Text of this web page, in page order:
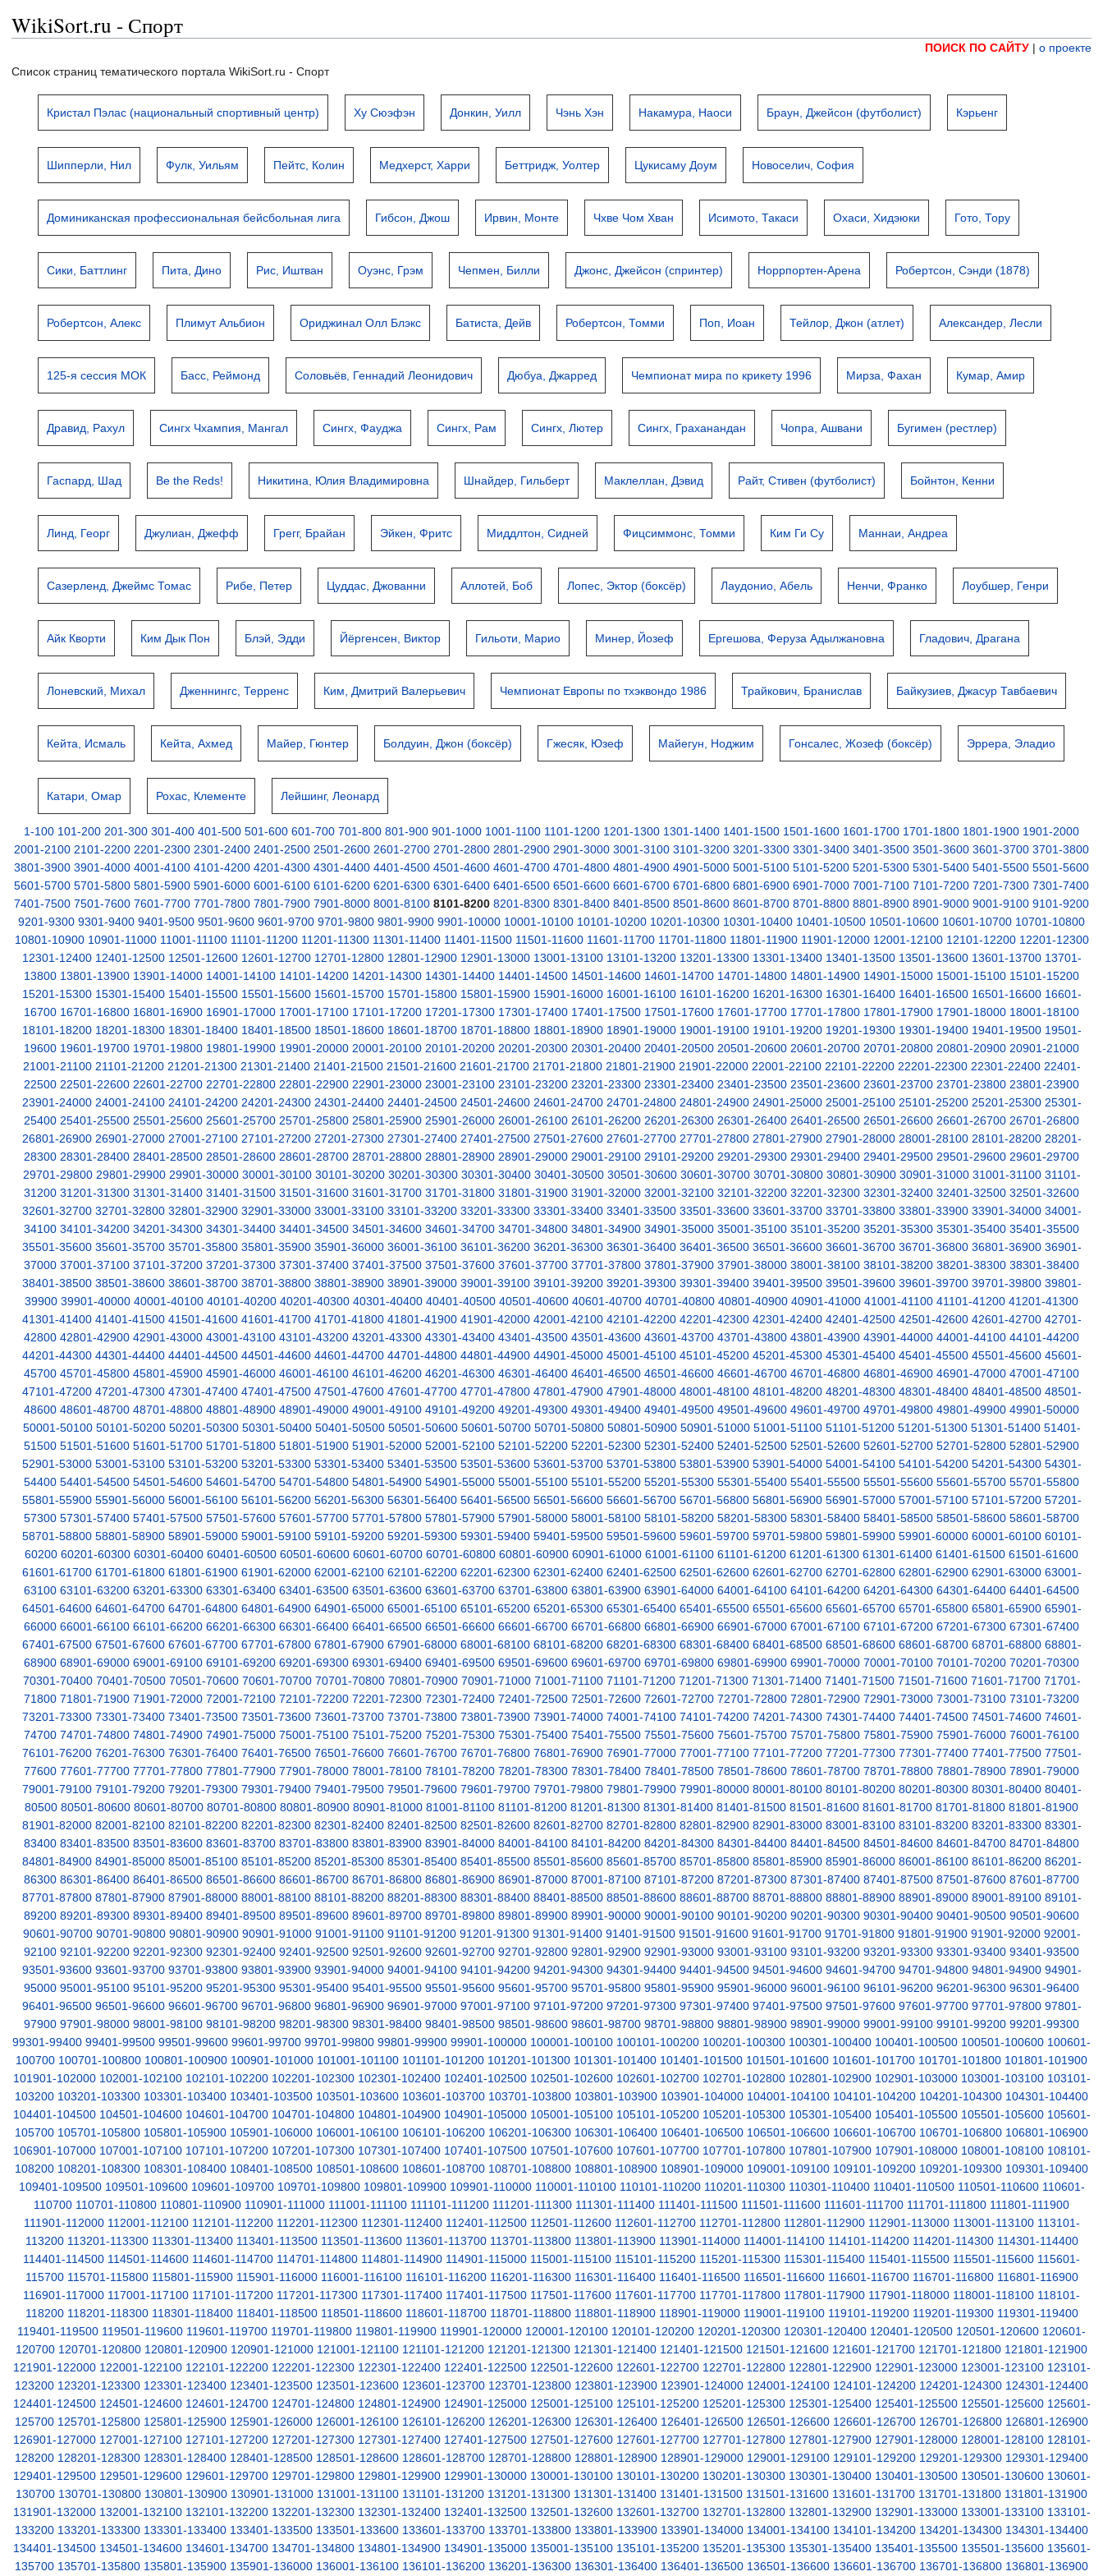
WikiSort.ru - Спорт
ПОИСК ПО САЙТУ | о проекте
Список страниц тематического портала WikiSort.ru - Спорт
Кристал Пэлас (национальный спортивный центр) Ху Сюэфэн Донкин, Уилл Чэнь Хэн Накамура, Наоси Браун, Джейсон (футболист) Кэрьенг
Шипперли, Нил Фулк, Уильям Пейтс, Колин Медхерст, Харри Беттридж, Уолтер Цукисаму Доум Новоселич, София
Доминиканская профессиональная бейсбольная лига Гибсон, Джош Ирвин, Монте Чхве Чом Хван Исимото, Такаси Охаси, Хидэюки Гото, Тору
Сики, Баттлинг Пита, Дино Рис, Иштван Оуэнс, Грэм Чепмен, Билли Джонс, Джейсон (спринтер) Норрпортен-Арена Робертсон, Сэнди (1878)
Робертсон, Алекс Плимут Альбион Ориджинал Олл Блэкс Батиста, Дейв Робертсон, Томми Поп, Иоан Тейлор, Джон (атлет) Александер, Лесли
125-я сессия МОК Басс, Реймонд Соловьёв, Геннадий Леонидович Дюбуа, Джарред Чемпионат мира по крикету 1996 Мирза, Фахан Кумар, Амир
Дравид, Рахул Сингх Чхампия, Мангал Сингх, Фауджа Сингх, Рам Сингх, Лютер Сингх, Граханандан Чопра, Ашвани Бугимен (рестлер)
Гаспард, Шад Be the Reds! Никитина, Юлия Владимировна Шнайдер, Гильберт Маклеллан, Дэвид Райт, Стивен (футболист) Бойнтон, Кенни
Линд, Георг Джулиан, Джефф Грегг, Брайан Эйкен, Фритс Миддлтон, Сидней Фицсиммонс, Томми Ким Ги Су Маннаи, Андреа
Сазерленд, Джеймс Томас Рибе, Петер Цуддас, Джованни Аллотей, Боб Лопес, Эктор (боксёр) Лаудонио, Абель Ненчи, Франко Лоубшер, Генри
Айк Кворти Ким Дык Пон Блэй, Эдди Йёргенсен, Виктор Гильоти, Марио Минер, Йозеф Ергешова, Феруза Адылжановна Гладович, Драгана
Лоневский, Михал Дженнингс, Терренс Ким, Дмитрий Валерьевич Чемпионат Европы по тхэквондо 1986 Трайкович, Бранислав Байкузиев, Джасур Тавбаевич
Кейта, Исмаль Кейта, Ахмед Майер, Гюнтер Болдуин, Джон (боксёр) Гжесяк, Юзеф Майегун, Ноджим Гонсалес, Жозеф (боксёр) Эррера, Эладио
Катари, Омар Рохас, Клементе Лейшинг, Леонард
1-100 101-200 201-300 301-400 401-500 501-600 601-700 701-800 801-900 901-1000 1001-1100 1101-1200 1201-1300 1301-1400 1401-1500 1501-1600 1601-1700 1701-1800 1801-1900 1901-2000
2001-2100 2101-2200 2201-2300 2301-2400 2401-2500 2501-2600 2601-2700 2701-2800 2801-2900 2901-3000 3001-3100 3101-3200 3201-3300 3301-3400 3401-3500 3501-3600 3601-3700 3701-3800
3801-3900 3901-4000 4001-4100 4101-4200 4201-4300 4301-4400 4401-4500 4501-4600 4601-4700 4701-4800 4801-4900 4901-5000 5001-5100 5101-5200 5201-5300 5301-5400 5401-5500 5501-5600
5601-5700 5701-5800 5801-5900 5901-6000 6001-6100 6101-6200 6201-6300 6301-6400 6401-6500 6501-6600 6601-6700 6701-6800 6801-6900 6901-7000 7001-7100 7101-7200 7201-7300 7301-7400
7401-7500 7501-7600 7601-7700 7701-7800 7801-7900 7901-8000 8001-8100 8101-8200 8201-8300 8301-8400 8401-8500 8501-8600 8601-8700 8701-8800 8801-8900 8901-9000 9001-9100 9101-9200
9201-9300 9301-9400 9401-9500 9501-9600 9601-9700 9701-9800 9801-9900 9901-10000 10001-10100 10101-10200 10201-10300 10301-10400 10401-10500 10501-10600 10601-10700 10701-10800
10801-10900 10901-11000 11001-11100 11101-11200 11201-11300 11301-11400 11401-11500 11501-11600 11601-11700 11701-11800 11801-11900 11901-12000 12001-12100 12101-12200 12201-12300
12301-12400 12401-12500 12501-12600 12601-12700 12701-12800 12801-12900 12901-13000 13001-13100 13101-13200 13201-13300 13301-13400 13401-13500 13501-13600 13601-13700 13701-
13800 13801-13900 13901-14000 14001-14100 14101-14200 14201-14300 14301-14400 14401-14500 14501-14600 14601-14700 14701-14800 14801-14900 14901-15000 15001-15100 15101-15200
15201-15300 15301-15400 15401-15500 15501-15600 15601-15700 15701-15800 15801-15900 15901-16000 16001-16100 16101-16200 16201-16300 16301-16400 16401-16500 16501-16600 16601-
16700 16701-16800 16801-16900 16901-17000 17001-17100 17101-17200 17201-17300 17301-17400 17401-17500 17501-17600 17601-17700 17701-17800 17801-17900 17901-18000 18001-18100
18101-18200 18201-18300 18301-18400 18401-18500 18501-18600 18601-18700 18701-18800 18801-18900 18901-19000 19001-19100 19101-19200 19201-19300 19301-19400 19401-19500 19501-
19600 19601-19700 19701-19800 19801-19900 19901-20000 20001-20100 20101-20200 20201-20300 20301-20400 20401-20500 20501-20600 20601-20700 20701-20800 20801-20900 20901-21000
21001-21100 21101-21200 21201-21300 21301-21400 21401-21500 21501-21600 21601-21700 21701-21800 21801-21900 21901-22000 22001-22100 22101-22200 22201-22300 22301-22400 22401-
22500 22501-22600 22601-22700 22701-22800 22801-22900 22901-23000 23001-23100 23101-23200 23201-23300 23301-23400 23401-23500 23501-23600 23601-23700 23701-23800 23801-23900
23901-24000 24001-24100 24101-24200 24201-24300 24301-24400 24401-24500 24501-24600 24601-24700 24701-24800 24801-24900 24901-25000 25001-25100 25101-25200 25201-25300 25301-
25400 25401-25500 25501-25600 25601-25700 25701-25800 25801-25900 25901-26000 26001-26100 26101-26200 26201-26300 26301-26400 26401-26500 26501-26600 26601-26700 26701-26800
26801-26900 26901-27000 27001-27100 27101-27200 27201-27300 27301-27400 27401-27500 27501-27600 27601-27700 27701-27800 27801-27900 27901-28000 28001-28100 28101-28200 28201-
28300 28301-28400 28401-28500 28501-28600 28601-28700 28701-28800 28801-28900 28901-29000 29001-29100 29101-29200 29201-29300 29301-29400 29401-29500 29501-29600 29601-29700
29701-29800 29801-29900 29901-30000 30001-30100 30101-30200 30201-30300 30301-30400 30401-30500 30501-30600 30601-30700 30701-30800 30801-30900 30901-31000 31001-31100 31101-
31200 31201-31300 31301-31400 31401-31500 31501-31600 31601-31700 31701-31800 31801-31900 31901-32000 32001-32100 32101-32200 32201-32300 32301-32400 32401-32500 32501-32600
32601-32700 32701-32800 32801-32900 32901-33000 33001-33100 33101-33200 33201-33300 33301-33400 33401-33500 33501-33600 33601-33700 33701-33800 33801-33900 33901-34000 34001-
34100 34101-34200 34201-34300 34301-34400 34401-34500 34501-34600 34601-34700 34701-34800 34801-34900 34901-35000 35001-35100 35101-35200 35201-35300 35301-35400 35401-35500
35501-35600 35601-35700 35701-35800 35801-35900 35901-36000 36001-36100 36101-36200 36201-36300 36301-36400 36401-36500 36501-36600 36601-36700 36701-36800 36801-36900 36901-
37000 37001-37100 37101-37200 37201-37300 37301-37400 37401-37500 37501-37600 37601-37700 37701-37800 37801-37900 37901-38000 38001-38100 38101-38200 38201-38300 38301-38400
38401-38500 38501-38600 38601-38700 38701-38800 38801-38900 38901-39000 39001-39100 39101-39200 39201-39300 39301-39400 39401-39500 39501-39600 39601-39700 39701-39800 39801-
39900 39901-40000 40001-40100 40101-40200 40201-40300 40301-40400 40401-40500 40501-40600 40601-40700 40701-40800 40801-40900 40901-41000 41001-41100 41101-41200 41201-41300
41301-41400 41401-41500 41501-41600 41601-41700 41701-41800 41801-41900 41901-42000 42001-42100 42101-42200 42201-42300 42301-42400 42401-42500 42501-42600 42601-42700 42701-
42800 42801-42900 42901-43000 43001-43100 43101-43200 43201-43300 43301-43400 43401-43500 43501-43600 43601-43700 43701-43800 43801-43900 43901-44000 44001-44100 44101-44200
44201-44300 44301-44400 44401-44500 44501-44600 44601-44700 44701-44800 44801-44900 44901-45000 45001-45100 45101-45200 45201-45300 45301-45400 45401-45500 45501-45600 45601-
45700 45701-45800 45801-45900 45901-46000 46001-46100 46101-46200 46201-46300 46301-46400 46401-46500 46501-46600 46601-46700 46701-46800 46801-46900 46901-47000 47001-47100
47101-47200 47201-47300 47301-47400 47401-47500 47501-47600 47601-47700 47701-47800 47801-47900 47901-48000 48001-48100 48101-48200 48201-48300 48301-48400 48401-48500 48501-
48600 48601-48700 48701-48800 48801-48900 48901-49000 49001-49100 49101-49200 49201-49300 49301-49400 49401-49500 49501-49600 49601-49700 49701-49800 49801-49900 49901-50000
50001-50100 50101-50200 50201-50300 50301-50400 50401-50500 50501-50600 50601-50700 50701-50800 50801-50900 50901-51000 51001-51100 51101-51200 51201-51300 51301-51400 51401-
51500 51501-51600 51601-51700 51701-51800 51801-51900 51901-52000 52001-52100 52101-52200 52201-52300 52301-52400 52401-52500 52501-52600 52601-52700 52701-52800 52801-52900
52901-53000 53001-53100 53101-53200 53201-53300 53301-53400 53401-53500 53501-53600 53601-53700 53701-53800 53801-53900 53901-54000 54001-54100 54101-54200 54201-54300 54301-
54400 54401-54500 54501-54600 54601-54700 54701-54800 54801-54900 54901-55000 55001-55100 55101-55200 55201-55300 55301-55400 55401-55500 55501-55600 55601-55700 55701-55800
55801-55900 55901-56000 56001-56100 56101-56200 56201-56300 56301-56400 56401-56500 56501-56600 56601-56700 56701-56800 56801-56900 56901-57000 57001-57100 57101-57200 57201-
57300 57301-57400 57401-57500 57501-57600 57601-57700 57701-57800 57801-57900 57901-58000 58001-58100 58101-58200 58201-58300 58301-58400 58401-58500 58501-58600 58601-58700
58701-58800 58801-58900 58901-59000 59001-59100 59101-59200 59201-59300 59301-59400 59401-59500 59501-59600 59601-59700 59701-59800 59801-59900 59901-60000 60001-60100 60101-
60200 60201-60300 60301-60400 60401-60500 60501-60600 60601-60700 60701-60800 60801-60900 60901-61000 61001-61100 61101-61200 61201-61300 61301-61400 61401-61500 61501-61600
61601-61700 61701-61800 61801-61900 61901-62000 62001-62100 62101-62200 62201-62300 62301-62400 62401-62500 62501-62600 62601-62700 62701-62800 62801-62900 62901-63000 63001-
63100 63101-63200 63201-63300 63301-63400 63401-63500 63501-63600 63601-63700 63701-63800 63801-63900 63901-64000 64001-64100 64101-64200 64201-64300 64301-64400 64401-64500
64501-64600 64601-64700 64701-64800 64801-64900 64901-65000 65001-65100 65101-65200 65201-65300 65301-65400 65401-65500 65501-65600 65601-65700 65701-65800 65801-65900 65901-
66000 66001-66100 66101-66200 66201-66300 66301-66400 66401-66500 66501-66600 66601-66700 66701-66800 66801-66900 66901-67000 67001-67100 67101-67200 67201-67300 67301-67400
67401-67500 67501-67600 67601-67700 67701-67800 67801-67900 67901-68000 68001-68100 68101-68200 68201-68300 68301-68400 68401-68500 68501-68600 68601-68700 68701-68800 68801-
68900 68901-69000 69001-69100 69101-69200 69201-69300 69301-69400 69401-69500 69501-69600 69601-69700 69701-69800 69801-69900 69901-70000 70001-70100 70101-70200 70201-70300
70301-70400 70401-70500 70501-70600 70601-70700 70701-70800 70801-70900 70901-71000 71001-71100 71101-71200 71201-71300 71301-71400 71401-71500 71501-71600 71601-71700 71701-
71800 71801-71900 71901-72000 72001-72100 72101-72200 72201-72300 72301-72400 72401-72500 72501-72600 72601-72700 72701-72800 72801-72900 72901-73000 73001-73100 73101-73200
73201-73300 73301-73400 73401-73500 73501-73600 73601-73700 73701-73800 73801-73900 73901-74000 74001-74100 74101-74200 74201-74300 74301-74400 74401-74500 74501-74600 74601-
74700 74701-74800 74801-74900 74901-75000 75001-75100 75101-75200 75201-75300 75301-75400 75401-75500 75501-75600 75601-75700 75701-75800 75801-75900 75901-76000 76001-76100
76101-76200 76201-76300 76301-76400 76401-76500 76501-76600 76601-76700 76701-76800 76801-76900 76901-77000 77001-77100 77101-77200 77201-77300 77301-77400 77401-77500 77501-
77600 77601-77700 77701-77800 77801-77900 77901-78000 78001-78100 78101-78200 78201-78300 78301-78400 78401-78500 78501-78600 78601-78700 78701-78800 78801-78900 78901-79000
79001-79100 79101-79200 79201-79300 79301-79400 79401-79500 79501-79600 79601-79700 79701-79800 79801-79900 79901-80000 80001-80100 80101-80200 80201-80300 80301-80400 80401-
80500 80501-80600 80601-80700 80701-80800 80801-80900 80901-81000 81001-81100 81101-81200 81201-81300 81301-81400 81401-81500 81501-81600 81601-81700 81701-81800 81801-81900
81901-82000 82001-82100 82101-82200 82201-82300 82301-82400 82401-82500 82501-82600 82601-82700 82701-82800 82801-82900 82901-83000 83001-83100 83101-83200 83201-83300 83301-
83400 83401-83500 83501-83600 83601-83700 83701-83800 83801-83900 83901-84000 84001-84100 84101-84200 84201-84300 84301-84400 84401-84500 84501-84600 84601-84700 84701-84800
84801-84900 84901-85000 85001-85100 85101-85200 85201-85300 85301-85400 85401-85500 85501-85600 85601-85700 85701-85800 85801-85900 85901-86000 86001-86100 86101-86200 86201-
86300 86301-86400 86401-86500 86501-86600 86601-86700 86701-86800 86801-86900 86901-87000 87001-87100 87101-87200 87201-87300 87301-87400 87401-87500 87501-87600 87601-87700
87701-87800 87801-87900 87901-88000 88001-88100 88101-88200 88201-88300 88301-88400 88401-88500 88501-88600 88601-88700 88701-88800 88801-88900 88901-89000 89001-89100 89101-
89200 89201-89300 89301-89400 89401-89500 89501-89600 89601-89700 89701-89800 89801-89900 89901-90000 90001-90100 90101-90200 90201-90300 90301-90400 90401-90500 90501-90600
90601-90700 90701-90800 90801-90900 90901-91000 91001-91100 91101-91200 91201-91300 91301-91400 91401-91500 91501-91600 91601-91700 91701-91800 91801-91900 91901-92000 92001-
92100 92101-92200 92201-92300 92301-92400 92401-92500 92501-92600 92601-92700 92701-92800 92801-92900 92901-93000 93001-93100 93101-93200 93201-93300 93301-93400 93401-93500
93501-93600 93601-93700 93701-93800 93801-93900 93901-94000 94001-94100 94101-94200 94201-94300 94301-94400 94401-94500 94501-94600 94601-94700 94701-94800 94801-94900 94901-
95000 95001-95100 95101-95200 95201-95300 95301-95400 95401-95500 95501-95600 95601-95700 95701-95800 95801-95900 95901-96000 96001-96100 96101-96200 96201-96300 96301-96400
96401-96500 96501-96600 96601-96700 96701-96800 96801-96900 96901-97000 97001-97100 97101-97200 97201-97300 97301-97400 97401-97500 97501-97600 97601-97700 97701-97800 97801-
97900 97901-98000 98001-98100 98101-98200 98201-98300 98301-98400 98401-98500 98501-98600 98601-98700 98701-98800 98801-98900 98901-99000 99001-99100 99101-99200 99201-99300
99301-99400 99401-99500 99501-99600 99601-99700 99701-99800 99801-99900 99901-100000 100001-100100 100101-100200 100201-100300 100301-100400 100401-100500 100501-100600 100601-
100700 100701-100800 100801-100900 100901-101000 101001-101100 101101-101200 101201-101300 101301-101400 101401-101500 101501-101600 101601-101700 101701-101800 101801-101900
101901-102000 102001-102100 102101-102200 102201-102300 102301-102400 102401-102500 102501-102600 102601-102700 102701-102800 102801-102900 102901-103000 103001-103100 103101-
103200 103201-103300 103301-103400 103401-103500 103501-103600 103601-103700 103701-103800 103801-103900 103901-104000 104001-104100 104101-104200 104201-104300 104301-104400
104401-104500 104501-104600 104601-104700 104701-104800 104801-104900 104901-105000 105001-105100 105101-105200 105201-105300 105301-105400 105401-105500 105501-105600 105601-
105700 105701-105800 105801-105900 105901-106000 106001-106100 106101-106200 106201-106300 106301-106400 106401-106500 106501-106600 106601-106700 106701-106800 106801-106900
106901-107000 107001-107100 107101-107200 107201-107300 107301-107400 107401-107500 107501-107600 107601-107700 107701-107800 107801-107900 107901-108000 108001-108100 108101-
108200 108201-108300 108301-108400 108401-108500 108501-108600 108601-108700 108701-108800 108801-108900 108901-109000 109001-109100 109101-109200 109201-109300 109301-109400
109401-109500 109501-109600 109601-109700 109701-109800 109801-109900 109901-110000 110001-110100 110101-110200 110201-110300 110301-110400 110401-110500 110501-110600 110601-
110700 110701-110800 110801-110900 110901-111000 111001-111100 111101-111200 111201-111300 111301-111400 111401-111500 111501-111600 111601-111700 111701-111800 111801-111900
111901-112000 112001-112100 112101-112200 112201-112300 112301-112400 112401-112500 112501-112600 112601-112700 112701-112800 112801-112900 112901-113000 113001-113100 113101-
113200 113201-113300 113301-113400 113401-113500 113501-113600 113601-113700 113701-113800 113801-113900 113901-114000 114001-114100 114101-114200 114201-114300 114301-114400
114401-114500 114501-114600 114601-114700 114701-114800 114801-114900 114901-115000 115001-115100 115101-115200 115201-115300 115301-115400 115401-115500 115501-115600 115601-
115700 115701-115800 115801-115900 115901-116000 116001-116100 116101-116200 116201-116300 116301-116400 116401-116500 116501-116600 116601-116700 116701-116800 116801-116900
116901-117000 117001-117100 117101-117200 117201-117300 117301-117400 117401-117500 117501-117600 117601-117700 117701-117800 117801-117900 117901-118000 118001-118100 118101-
118200 118201-118300 118301-118400 118401-118500 118501-118600 118601-118700 118701-118800 118801-118900 118901-119000 119001-119100 119101-119200 119201-119300 119301-119400
119401-119500 119501-119600 119601-119700 119701-119800 119801-119900 119901-120000 120001-120100 120101-120200 120201-120300 120301-120400 120401-120500 120501-120600 120601-
120700 120701-120800 120801-120900 120901-121000 121001-121100 121101-121200 121201-121300 121301-121400 121401-121500 121501-121600 121601-121700 121701-121800 121801-121900
121901-122000 122001-122100 122101-122200 122201-122300 122301-122400 122401-122500 122501-122600 122601-122700 122701-122800 122801-122900 122901-123000 123001-123100 123101-
123200 123201-123300 123301-123400 123401-123500 123501-123600 123601-123700 123701-123800 123801-123900 123901-124000 124001-124100 124101-124200 124201-124300 124301-124400
124401-124500 124501-124600 124601-124700 124701-124800 124801-124900 124901-125000 125001-125100 125101-125200 125201-125300 125301-125400 125401-125500 125501-125600 125601-
125700 125701-125800 125801-125900 125901-126000 126001-126100 126101-126200 126201-126300 126301-126400 126401-126500 126501-126600 126601-126700 126701-126800 126801-126900
126901-127000 127001-127100 127101-127200 127201-127300 127301-127400 127401-127500 127501-127600 127601-127700 127701-127800 127801-127900 127901-128000 128001-128100 128101-
128200 128201-128300 128301-128400 128401-128500 128501-128600 128601-128700 128701-128800 128801-128900 128901-129000 129001-129100 129101-129200 129201-129300 129301-129400
129401-129500 129501-129600 129601-129700 129701-129800 129801-129900 129901-130000 130001-130100 130101-130200 130201-130300 130301-130400 130401-130500 130501-130600 130601-
130700 130701-130800 130801-130900 130901-131000 131001-131100 131101-131200 131201-131300 131301-131400 131401-131500 131501-131600 131601-131700 131701-131800 131801-131900
131901-132000 132001-132100 132101-132200 132201-132300 132301-132400 132401-132500 132501-132600 132601-132700 132701-132800 132801-132900 132901-133000 133001-133100 133101-
133200 133201-133300 133301-133400 133401-133500 133501-133600 133601-133700 133701-133800 133801-133900 133901-134000 134001-134100 134101-134200 134201-134300 134301-134400
134401-134500 134501-134600 134601-134700 134701-134800 134801-134900 134901-135000 135001-135100 135101-135200 135201-135300 135301-135400 135401-135500 135501-135600 135601-
135700 135701-135800 135801-135900 135901-136000 136001-136100 136101-136200 136201-136300 136301-136400 136401-136500 136501-136600 136601-136700 136701-136800 136801-136900